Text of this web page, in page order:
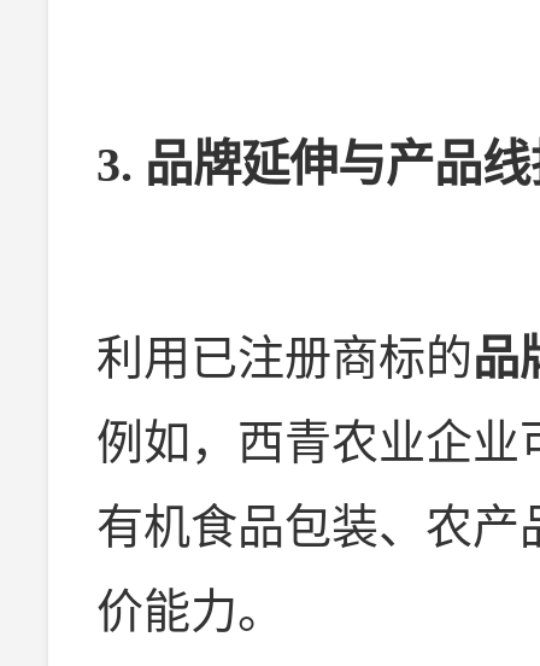
3. 品牌延伸与产品
利用已注册商标的品
例如，西青农业企业
有机食品包装、农产
价能力。